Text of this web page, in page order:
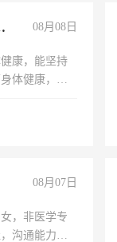
，工程 08月08日
康，能坚持
体健康，有
以上文化，
08月07日
，非医学专
沟通能力